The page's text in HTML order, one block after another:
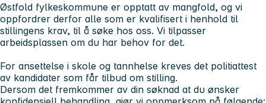
Østfold fylkeskommune er opptatt av mangfold, og vi
oppfordrer derfor alle som er kvalifisert i henhold til
stillingens krav, til å søke hos oss. Vi tilpasser
arbeidsplassen om du har behov for det.
For ansettelse i skole og tannhelse kreves det politiattest
av kandidater som får tilbud om stilling.
Dersom det fremkommer av din søknad at du ønsker